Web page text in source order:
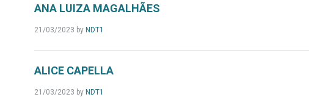
ANA LUIZA MAGALHÃES
21/03/2023 by NDT1
ALICE CAPELLA
21/03/2023 by NDT1